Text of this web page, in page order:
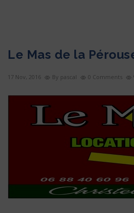
Le Mas de la
17 Nov, 2016 By pascal 0 Comments